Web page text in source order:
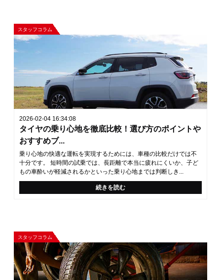
スタッフコラム
2026-02-04 16:34:08
タイヤの乗り心地を徹底比較！選び方のポイントや
おすすめブ...
乗り心地の快適な運転を実現するためには、車種の比較だけでは不
十分です。 短時間の試乗では、長距離で本当に疲れにくいか、子ど
もの車酔いが軽減されるかといった乗り心地までは判断しき...
続きを読む
スタッフコラム